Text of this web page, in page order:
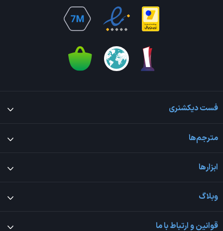
فست دیکشنری
مترجم‌ها
ابزارها
وبلاگ
قوانین و ارتباط با ما